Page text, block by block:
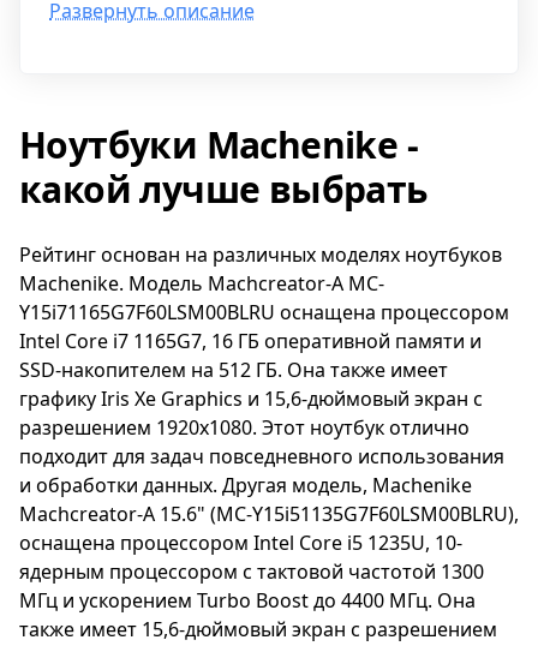
участвовать в онлайн-конференциях. Все это
непревзойденное качество изображения. Он
обеспечить плавную работу и быструю
обработку данных. Кроме того, ноутбук имеет
16 Гб оперативной памяти и 512 Гб SSD-
накопитель для хранения большого
количества файлов и приложений.
Видеокарта NVIDIA GeForce RTX 3060
обеспечивает потрясающее качество
графики и позволяет наслаждаться играми и
видео в высоком разрешении. Экран с
разрешением 1920x1080 и технологией IPS
обеспечивает яркость и четкость
изображения. Все это делает ноутбук
Machenike 15C идеальным выбором для игр,
работы и развлечений.
Внешне ноутбук Machenike 15C имеет
стильный черный дизайн, который выглядит
современно и элегантно. Он также обладает
Развернуть описание
Ноутбуки Machenike -
какой лучше выбрать
Рейтинг основан на различных моделях ноутбуков
Machenike. Модель Machcreator-A MC-
Y15i71165G7F60LSM00BLRU оснащена процессором
Intel Core i7 1165G7, 16 ГБ оперативной памяти и
SSD-накопителем на 512 ГБ. Она также имеет
графику Iris Xe Graphics и 15,6-дюймовый экран с
разрешением 1920x1080. Этот ноутбук отлично
подходит для задач повседневного использования
и обработки данных. Другая модель, Machenike
Machcreator-A 15.6" (MC-Y15i51135G7F60LSM00BLRU),
оснащена процессором Intel Core i5 1235U, 10-
ядерным процессором с тактовой частотой 1300
МГц и ускорением Turbo Boost до 4400 МГц. Она
также имеет 15,6-дюймовый экран с разрешением